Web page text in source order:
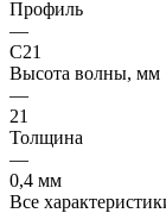
Профиль
—
С21
Высота волны, мм
—
21
Толщина
—
0,4 мм
Все